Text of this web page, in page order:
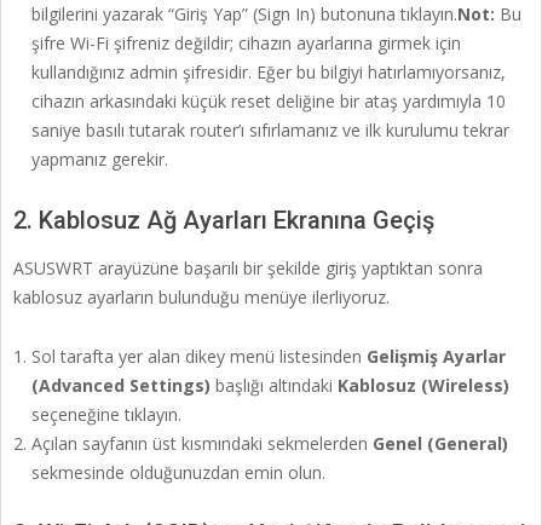
bilgilerini yazarak “Giriş Yap” (Sign In) butonuna tıklayın.Not: Bu
şifre Wi-Fi şifreniz değildir; cihazın ayarlarına girmek için
kullandığınız admin şifresidir. Eğer bu bilgiyi hatırlamıyorsanız,
cihazın arkasındaki küçük reset deliğine bir ataş yardımıyla 10
saniye basılı tutarak router’ı sıfırlamanız ve ilk kurulumu tekrar
yapmanız gerekir.
2. Kablosuz Ağ Ayarları Ekranına Geçiş
ASUSWRT arayüzüne başarılı bir şekilde giriş yaptıktan sonra
kablosuz ayarların bulunduğu menüye ilerliyoruz.
Sol tarafta yer alan dikey menü listesinden Gelişmiş Ayarlar
(Advanced Settings) başlığı altındaki Kablosuz (Wireless)
seçeneğine tıklayın.
Açılan sayfanın üst kısmındaki sekmelerden Genel (General)
sekmesinde olduğunuzdan emin olun.